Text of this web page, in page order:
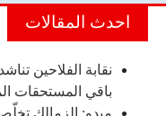
احدث المقالات
نقابة الفلاحين
باقي المستحقات